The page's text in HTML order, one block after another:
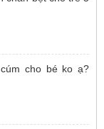
cho bé ko ạ?